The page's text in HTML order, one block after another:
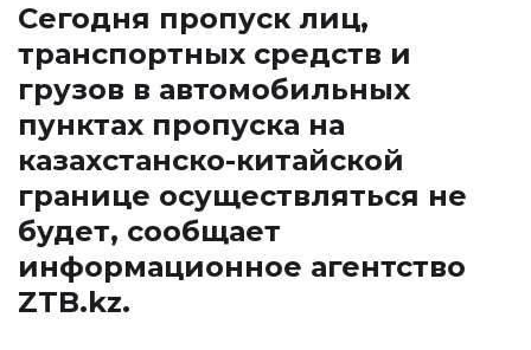
Сегодня пропуск лиц,
транспортных средств и
грузов в автомобильных
пунктах пропуска на
казахстанско-китайской
границе осуществляться не
будет, сообщает
информационное агентство
ZTB.kz.